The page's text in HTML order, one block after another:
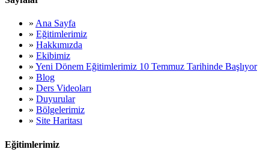
» Ana Sayfa
» Eğitimlerimiz
» Hakkımızda
» Ekibimiz
» Yeni Dönem Eğitimlerimiz 10 Temmuz Tarihinde Başlıyor
» Blog
» Ders Videoları
» Duyurular
» Bölgelerimiz
» Site Haritası
Eğitimlerimiz